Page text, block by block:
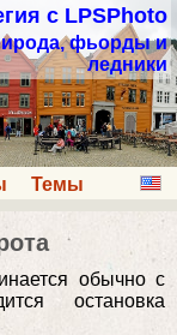
с LPSPhoto
фьорды и
ледники
Темы
обычно с
остановка